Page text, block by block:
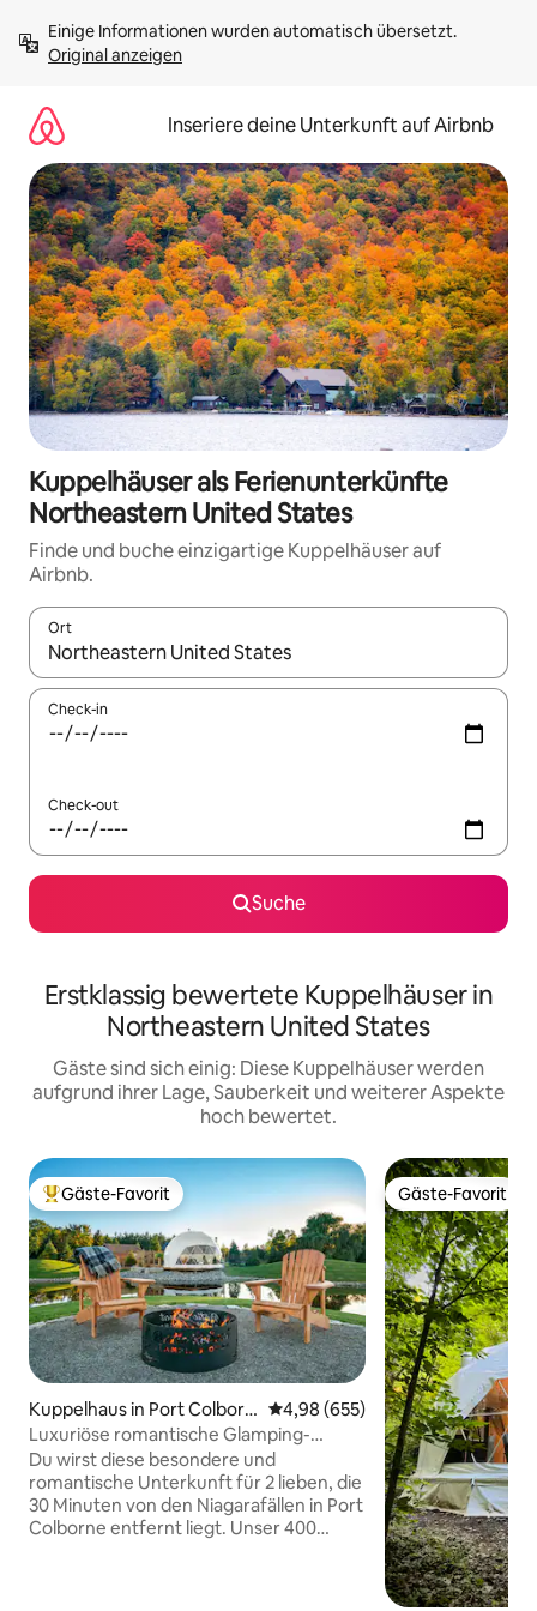
Inhalten
springenOriginal anzeigen
Inseriere deine Unterkunft auf Airbnb
Kuppelhäuser als Ferienunterkünfte
Northeastern United States
Finde und buche einzigartige Kuppelhäuser auf
Airbnb.
Ort
Wenn Ergebnisse verfügbar sind, navigiere mit den
Check-in
Check-out
Suche
Erstklassig bewertete Kuppelhäuser in
Northeastern United States
Gäste sind sich einig: Diese Kuppelhäuser werden
aufgrund ihrer Lage, Sauberkeit und weiterer Aspekte
hoch bewertet.
Beliebter Gäste-Favorit.
Gäste-Favorit
Kuppelhaus in Port Colborn
e
Durchschnittliche Bewertung:
4,98 (655)
Luxuriöse romantische Glamping-
Kuppel in der Nähe der Niagarafälle
Du wirst diese besondere und
romantische Unterkunft für 2 lieben, die
30 Minuten von den Niagarafällen in Port
Colborne entfernt liegt. Unser 400
Gäste-Favorit
Gäste-Favorit